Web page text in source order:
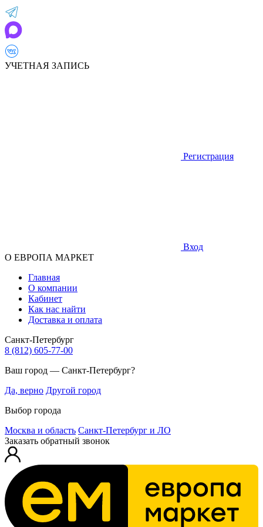
УЧЕТНАЯ ЗАПИСЬ
Регистрация
Вход
О ЕВРОПА МАРКЕТ
Главная
О компании
Кабинет
Как нас найти
Доставка и оплата
Санкт-Петербург
8 (812) 605-77-00
Ваш город — Санкт-Петербург?
Да, верно Другой город
Выбор города
Москва и область Санкт-Петербург и ЛО
Заказать обратный звонок